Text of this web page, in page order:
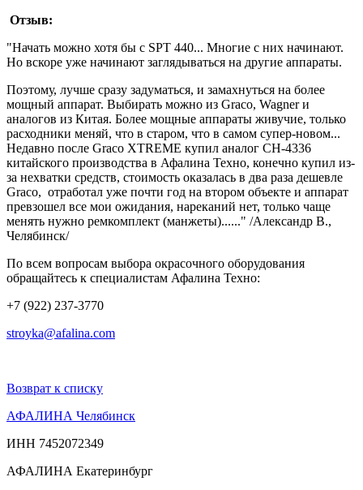
Отзыв:
"Начать можно хотя бы с SPT 440... Многие с них начинают.
Но вскоре уже начинают заглядываться на другие аппараты.
Поэтому, лучше сразу задуматься, и замахнуться на более
мощный аппарат. Выбирать можно из Graco, Wagner и
аналогов из Китая. Более мощные аппараты живучие, только
расходники меняй, что в старом, что в самом супер-новом...
Недавно после Graco XTREME купил аналог CH-4336
китайского производства в Афалина Техно, конечно купил из-
за нехватки средств, стоимость оказалась в два раза дешевле
Graco, отработал уже почти год на втором объекте и аппарат
превзошел все мои ожидания, нареканий нет, только чаще
менять нужно ремкомплект (манжеты)......" /Александр В.,
Челябинск/
По всем вопросам выбора окрасочного оборудования
обращайтесь к специалистам Афалина Техно:
+7 (922) 237-3770
stroyka@afalina.com
Возврат к списку
АФАЛИНА Челябинск
ИНН 7452072349
АФАЛИНА Екатеринбург